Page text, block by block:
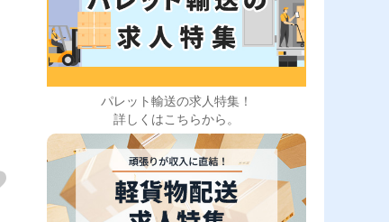
パレット輸送の求人特集！
詳しくはこちらから。